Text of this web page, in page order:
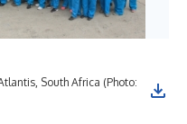
South Africa (Photo: